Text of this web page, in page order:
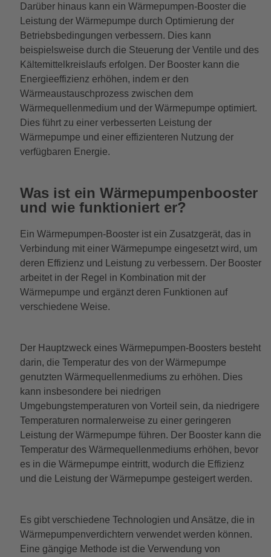
Darüber hinaus kann ein Wärmepumpen-Booster die
Leistung der Wärmepumpe durch Optimierung der
Betriebsbedingungen verbessern. Dies kann
beispielsweise durch die Steuerung der Ventile und des
Kältemittelkreislaufs erfolgen. Der Booster kann die
Energieeffizienz erhöhen, indem er den
Wärmeaustauschprozess zwischen dem
Wärmequellenmedium und der Wärmepumpe optimiert.
Dies führt zu einer verbesserten Leistung der
Wärmepumpe und einer effizienteren Nutzung der
verfügbaren Energie.
Was ist ein Wärmepumpenbooster
und wie funktioniert er?
Ein Wärmepumpen-Booster ist ein Zusatzgerät, das in
Verbindung mit einer Wärmepumpe eingesetzt wird, um
deren Effizienz und Leistung zu verbessern. Der Booster
arbeitet in der Regel in Kombination mit der
Wärmepumpe und ergänzt deren Funktionen auf
verschiedene Weise.
Der Hauptzweck eines Wärmepumpen-Boosters besteht
darin, die Temperatur des von der Wärmepumpe
genutzten Wärmequellenmediums zu erhöhen. Dies
kann insbesondere bei niedrigen
Umgebungstemperaturen von Vorteil sein, da niedrigere
Temperaturen normalerweise zu einer geringeren
Leistung der Wärmepumpe führen. Der Booster kann die
Temperatur des Wärmequellenmediums erhöhen, bevor
es in die Wärmepumpe eintritt, wodurch die Effizienz
und die Leistung der Wärmepumpe gesteigert werden.
Es gibt verschiedene Technologien und Ansätze, die in
Wärmepumpenverdichtern verwendet werden können.
Eine gängige Methode ist die Verwendung von